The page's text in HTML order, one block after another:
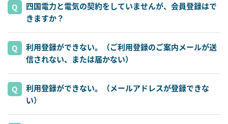
四国電力と電気の契約をしていませんが、会員登録はで
きますか？
利用登録ができない。（ご利用登録のご案内メールが送
信されない、または届かない）
利用登録ができない。（メールアドレスが登録できな
い）